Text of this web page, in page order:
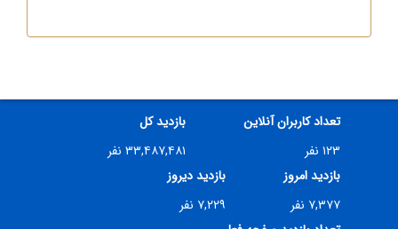
تعداد کاربران آنلاین
۱۲۳ نفر
بازدید کل
۳۳,۴۸۷,۴۸۱ نفر
بازدید امروز
۷,۳۷۷ نفر
بازدید دیروز
۷,۲۲۹ نفر